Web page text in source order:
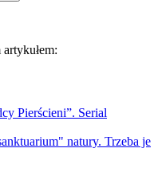
Pierścieni”. Serial
natury. Trzeba je